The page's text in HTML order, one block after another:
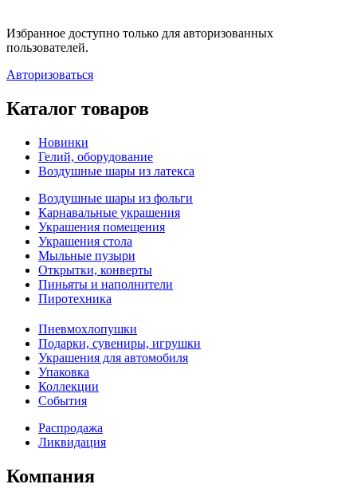
Избранное доступно только для авторизованных
пользователей.
Авторизоваться
Каталог товаров
Новинки
Гелий, оборудование
Воздушные шары из латекса
Воздушные шары из фольги
Карнавальные украшения
Украшения помещения
Украшения стола
Мыльные пузыри
Открытки, конверты
Пиньяты и наполнители
Пиротехника
Пневмохлопушки
Подарки, сувениры, игрушки
Украшения для автомобиля
Упаковка
Коллекции
События
Распродажа
Ликвидация
Компания